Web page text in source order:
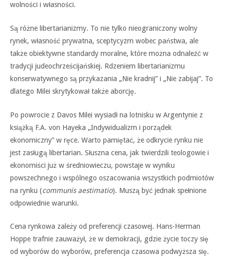
wolności i własności.
Są różne libertarianizmy. To nie tylko nieograniczony wolny
rynek, własność prywatna, sceptycyzm wobec państwa, ale
także obiektywne standardy moralne, które można odnaleźć w
tradycji judeochrześcijańskiej. Rdzeniem libertarianizmu
konserwatywnego są przykazania „Nie kradnij” i „Nie zabijaj”. To
dlatego Milei skrytykował także aborcję.
Po powrocie z Davos Milei wysiadł na lotnisku w Argentynie z
książką F.A. von Hayeka „Indywidualizm i porządek
ekonomiczny” w ręce. Warto pamiętać, że odkrycie rynku nie
jest zasługą libertarian. Słuszna cena, jak twierdzili teologowie i
ekonomiści już w średniowieczu, powstaje w wyniku
powszechnego i wspólnego oszacowania wszystkich podmiotów
na rynku (communis aestimatio). Muszą być jednak spełnione
odpowiednie warunki.
Cena rynkowa zależy od preferencji czasowej. Hans-Herman
Hoppe trafnie zauważył, że w demokracji, gdzie życie toczy się
od wyborów do wyborów, preferencja czasowa podwyższa się.